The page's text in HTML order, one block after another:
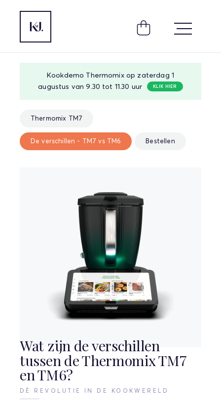
Kookdemo Thermomix op zaterdag 1
augustus van 9.30 tot 11.30 uur
KLIK HIER
Thermomix TM7
De verschillen - TM7 vs TM6 Bestellen
Wat zijn de verschillen
tussen de Thermomix TM7
en TM6?
DÉ REVOLUTIE IN DE KOOKWERELD